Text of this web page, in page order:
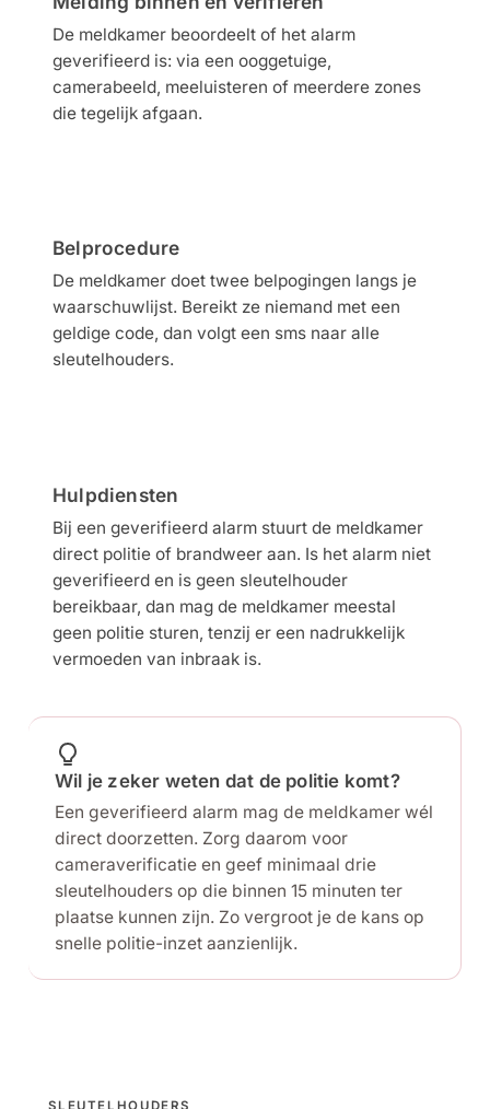
De meldkamer beoordeelt of het alarm
geverifieerd is: via een ooggetuige,
camerabeeld, meeluisteren of meerdere zones
die tegelijk afgaan.
Belprocedure
De meldkamer doet twee belpogingen langs je
waarschuwlijst. Bereikt ze niemand met een
geldige code, dan volgt een sms naar alle
sleutelhouders.
Hulpdiensten
Bij een geverifieerd alarm stuurt de meldkamer
direct politie of brandweer aan. Is het alarm niet
geverifieerd en is geen sleutelhouder
bereikbaar, dan mag de meldkamer meestal
geen politie sturen, tenzij er een nadrukkelijk
vermoeden van inbraak is.
Wil je zeker weten dat de politie komt?
Een geverifieerd alarm mag de meldkamer wél
direct doorzetten. Zorg daarom voor
cameraverificatie en geef minimaal drie
sleutelhouders op die binnen 15 minuten ter
plaatse kunnen zijn. Zo vergroot je de kans op
snelle politie-inzet aanzienlijk.
SLEUTELHOUDERS